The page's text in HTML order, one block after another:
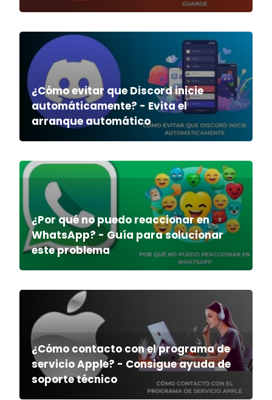
¿Cómo evitar que Discord inicie
automáticamente? - Evita el
arranque automático
¿Por qué no puedo reaccionar en
WhatsApp? - Guía para solucionar
este problema
¿Cómo contacto con el programa de
servicio Apple? - Consigue ayuda de
soporte técnico